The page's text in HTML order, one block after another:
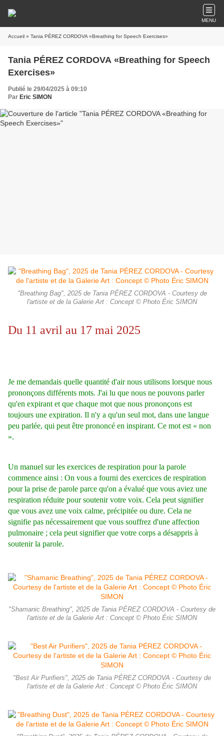
MENU
Accueil » Tania PÉREZ CORDOVA «Breathing for Speech Exercises»
Tania PÉREZ CORDOVA «Breathing for Speech
Exercises»
Publié le 29/04/2025 à 09:10
Par Eric SIMON
"Breathing Bag", 2025 de Tania PÉREZ CORDOVA - Courtesy de
l'artiste et de la Galerie Art : Concept © Photo Éric SIMON
Du 11 avril au 17 mai 2025
Je me demandais quelle quantité d'air nous utilisons lorsque nous
prononçons différents mots. J'ai lu que nous ne pouvons parler
qu'en expirant et que chaque mot que nous prononçons est
toujours une expiration. Il n'y a qu'un seul mot, dans une langue
peu parlée, qui peut être prononcé en inspirant. Ce mot est « non
».
Un manuel sur les exercices de respiration pour la parole
commence ainsi : On vous a fourni des exercices de respiration
pour la prise de parole parce qu'on a évalué que vous aviez une
respiration réduite pour soutenir votre voix. Cela peut signifier
que vous avez une voix calme, précipitée ou dure. Cela ne
signifie pas nécessairement que vous souffrez d'une affection
pulmonaire ; cela peut signifier que votre corps a désappris à
soutenir la parole.
"Shamanic Breathing", 2025 de Tania PÉREZ CORDOVA - Courtesy de
l'artiste et de la Galerie Art : Concept © Photo Éric SIMON
"Best Air Purifiers", 2025 de Tania PÉREZ CORDOVA - Courtesy de
l'artiste et de la Galerie Art : Concept © Photo Éric SIMON